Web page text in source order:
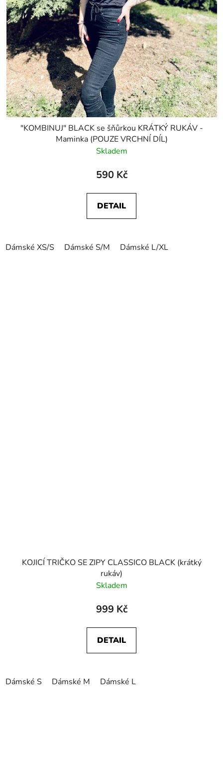
"KOMBINUJ" BLACK se šňůrkou KRÁTKÝ RUKÁV -
Maminka (POUZE VRCHNÍ DÍL)
Skladem
590 Kč
DETAIL
Dámské XS/S Dámské S/M Dámské L/XL
KOJICÍ TRIČKO SE ZIPY CLASSICO BLACK (krátký
rukáv)
Skladem
999 Kč
DETAIL
Dámské S Dámské M Dámské L